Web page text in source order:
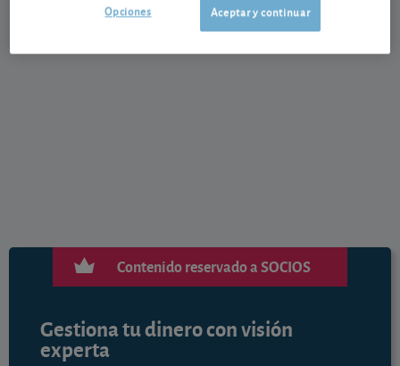
artículo completo y conocer el resultado de otros
mercados pulse en el botón siguiente.
Contenido reservado a SOCIOS
Gestiona tu dinero con visión
experta
Aceptar y continuar
Opciones